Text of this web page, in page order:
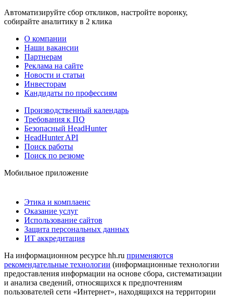
Автоматизируйте сбор откликов, настройте воронку,
собирайте аналитику в 2 клика
О компании
Наши вакансии
Партнерам
Реклама на сайте
Новости и статьи
Инвесторам
Кандидаты по профессиям
Производственный календарь
Требования к ПО
Безопасный HeadHunter
HeadHunter API
Поиск работы
Поиск по резюме
Мобильное приложение
Этика и комплаенс
Оказание услуг
Использование сайтов
Защита персональных данных
ИТ аккредитация
На информационном ресурсе hh.ru применяются
рекомендательные технологии (информационные технологии
предоставления информации на основе сбора, систематизации
и анализа сведений, относящихся к предпочтениям
пользователей сети «Интернет», находящихся на территории